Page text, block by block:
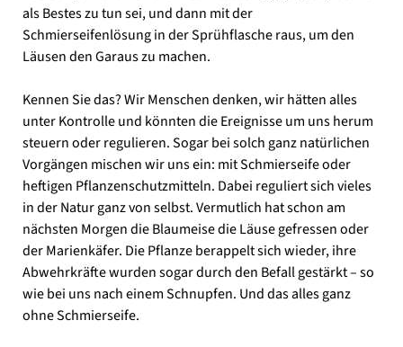
als Bestes zu tun sei, und dann mit der
Schmierseifenlösung in der Sprühflasche raus, um den
Läusen den Garaus zu machen.
Kennen Sie das? Wir Menschen denken, wir hätten alles
unter Kontrolle und könnten die Ereignisse um uns herum
steuern oder regulieren. Sogar bei solch ganz natürlichen
Vorgängen mischen wir uns ein: mit Schmierseife oder
heftigen Pflanzenschutzmitteln. Dabei reguliert sich vieles
in der Natur ganz von selbst. Vermutlich hat schon am
nächsten Morgen die Blaumeise die Läuse gefressen oder
der Marienkäfer. Die Pflanze berappelt sich wieder, ihre
Abwehrkräfte wurden sogar durch den Befall gestärkt – so
wie bei uns nach einem Schnupfen. Und das alles ganz
ohne Schmierseife.